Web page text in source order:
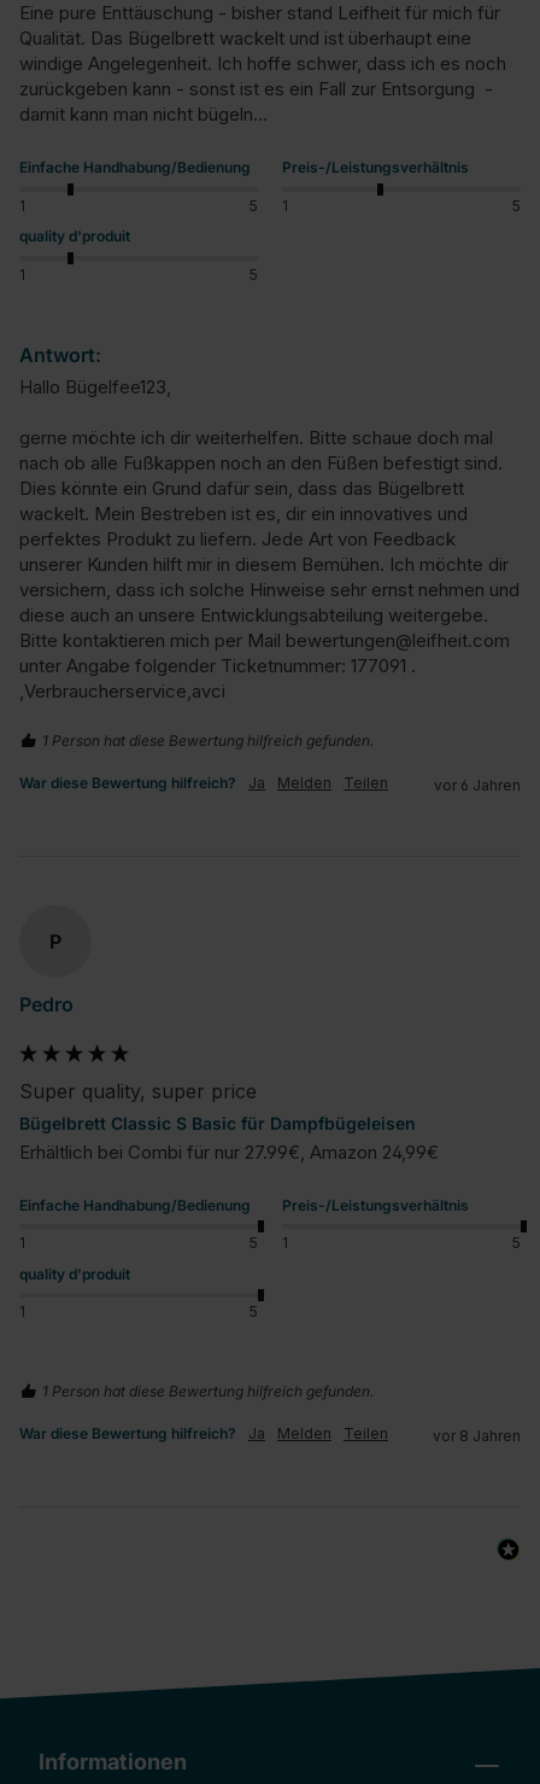
Eine pure Enttäuschung - bisher stand Leifheit für mich für
Qualität. Das Bügelbrett wackelt und ist überhaupt eine
windige Angelegenheit. Ich hoffe schwer, dass ich es noch
zurückgeben kann - sonst ist es ein Fall zur Entsorgung  -
damit kann man nicht bügeln...
Einfache Handhabung/Bedienung
1 5
Preis-/Leistungsverhältnis
1
5
quality d'produit
1 5
Antwort:
Hallo Bügelfee123,
gerne möchte ich dir weiterhelfen. Bitte schaue doch mal
nach ob alle Fußkappen noch an den Füßen befestigt sind.
Dies könnte ein Grund dafür sein, dass das Bügelbrett
wackelt. Mein Bestreben ist es, dir ein innovatives und
perfektes Produkt zu liefern. Jede Art von Feedback
unserer Kunden hilft mir in diesem Bemühen. Ich möchte dir
versichern, dass ich solche Hinweise sehr ernst nehmen und
diese auch an unsere Entwicklungsabteilung weitergebe.
Bitte kontaktieren mich per Mail bewertungen@leifheit.com
unter Angabe folgender Ticketnummer: 177091 .
,Verbraucherservice,avci
1 Person hat diese Bewertung hilfreich gefunden.
War diese Bewertung hilfreich? Ja Melden Teilen vor 6 Jahren
P
Pedro
Super quality, super price
Bügelbrett Classic S Basic für Dampfbügeleisen
Erhältlich bei Combi für nur 27.99€, Amazon 24,99€
Einfache Handhabung/Bedienung
1 5
Preis-/Leistungsverhältnis
1
5
quality d'produit
1 5
1 Person hat diese Bewertung hilfreich gefunden.
War diese Bewertung hilfreich? Ja Melden Teilen vor 8 Jahren
Informationen